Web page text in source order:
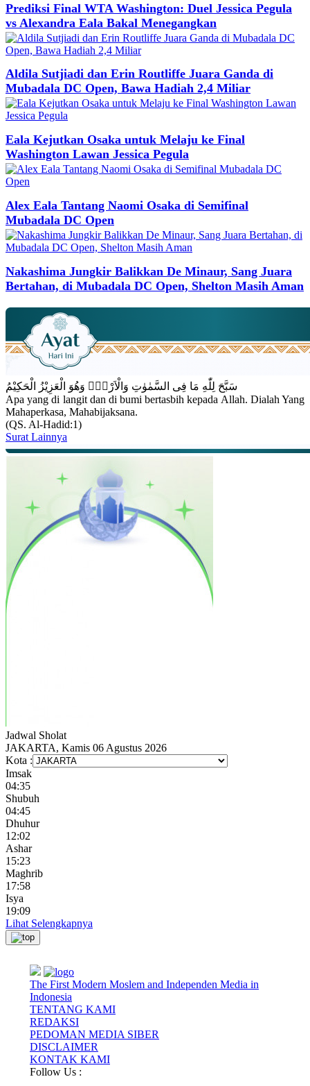
Prediksi Final WTA Washington: Duel Jessica Pegula
vs Alexandra Eala Bakal Menegangkan
Aldila Sutjiadi dan Erin Routliffe Juara Ganda di
Mubadala DC Open, Bawa Hadiah 2,4 Miliar
Eala Kejutkan Osaka untuk Melaju ke Final
Washington Lawan Jessica Pegula
Alex Eala Tantang Naomi Osaka di Semifinal
Mubadala DC Open
Nakashima Jungkir Balikkan De Minaur, Sang Juara
Bertahan, di Mubadala DC Open, Shelton Masih Aman
سَبَّحَ لِلّٰهِ مَا فِى السَّمٰوٰتِ وَالْاَرْضِۚ وَهُوَ الْعَزِيْزُ الْحَكِيْمُ
Apa yang di langit dan di bumi bertasbih kepada Allah. Dialah Yang
Mahaperkasa, Mahabijaksana.
(QS. Al-Hadid:1)
Surat Lainnya
Jadwal Sholat
JAKARTA, Kamis 06 Agustus 2026
Kota :
Imsak
04:35
Shubuh
04:45
Dhuhur
12:02
Ashar
15:23
Maghrib
17:58
Isya
19:09
Lihat Selengkapnya
The First Modern Moslem and Independen Media in
Indonesia
TENTANG KAMI
REDAKSI
PEDOMAN MEDIA SIBER
DISCLAIMER
KONTAK KAMI
Follow Us :